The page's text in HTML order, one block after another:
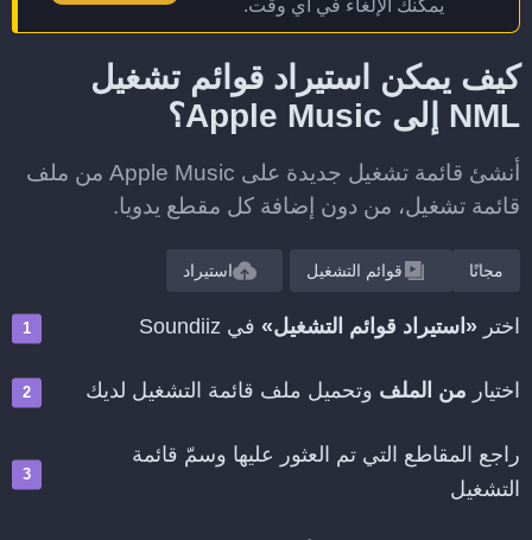
يمكنك الإلغاء في أي وقت.
كيف يمكن استيراد قوائم تشغيل
NML إلى Apple Music؟
أنشئ قائمة تشغيل جديدة على Apple Music من ملف
قائمة تشغيل، من دون إضافة كل مقطع يدويا.
مجانًا قوائم التشغيل استيراد
اختر «استيراد قوائم التشغيل» في Soundiiz
اختيار من الملف وتحميل ملف قائمة التشغيل لديك
راجع المقاطع التي تم العثور عليها وسمّ قائمة
التشغيل